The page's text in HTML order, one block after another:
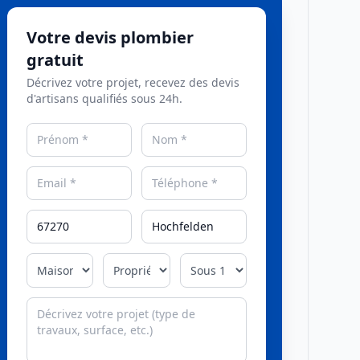
Votre devis plombier
gratuit
Décrivez votre projet, recevez des devis
d'artisans qualifiés sous 24h.